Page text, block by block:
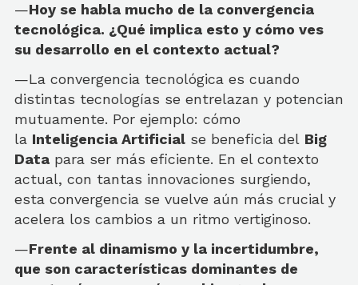
—Hoy se habla mucho de la convergencia
tecnológica. ¿Qué implica esto y cómo ves
su desarrollo en el contexto actual?
—La convergencia tecnológica es cuando
distintas tecnologías se entrelazan y potencian
mutuamente. Por ejemplo: cómo
la Inteligencia Artificial se beneficia del Big
Data para ser más eficiente. En el contexto
actual, con tantas innovaciones surgiendo,
esta convergencia se vuelve aún más crucial y
acelera los cambios a un ritmo vertiginoso.
—Frente al dinamismo y la incertidumbre,
que son características dominantes de